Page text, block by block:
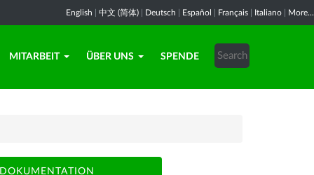
English 中文 (简体) Deutsch Español Français Italiano More...
MITARBEIT ÜBER UNS SPENDE
DOKUMENTATION